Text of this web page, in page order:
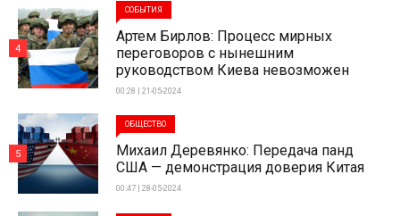
СОБЫТИЯ
Артем Бирлов: Процесс мирных
переговоров с нынешним
руководством Киева невозможен
00:28 | 21-05-2024
4
ОБЩЕСТВО
Михаил Деревянко: Передача панд
США — демонстрация доверия Китая
00:47 | 28-05-2024
5